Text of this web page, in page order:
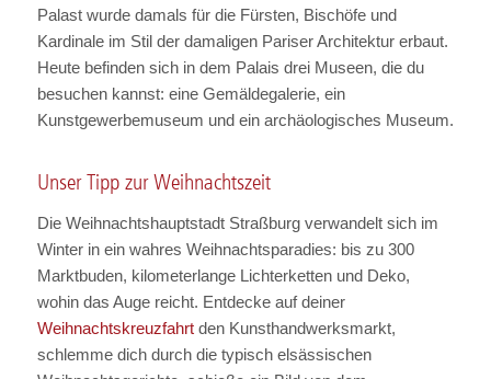
Palast wurde damals für die Fürsten, Bischöfe und
Kardinale im Stil der damaligen Pariser Architektur erbaut.
Heute befinden sich in dem Palais drei Museen, die du
besuchen kannst: eine Gemäldegalerie, ein
Kunstgewerbemuseum und ein archäologisches Museum.
Unser Tipp zur Weihnachtszeit
Die Weihnachtshauptstadt Straßburg verwandelt sich im
Winter in ein wahres Weihnachtsparadies: bis zu 300
Marktbuden, kilometerlange Lichterketten und Deko,
wohin das Auge reicht. Entdecke auf deiner
Weihnachtskreuzfahrtden Kunsthandwerksmarkt,
schlemme dich durch die typisch elsässischen